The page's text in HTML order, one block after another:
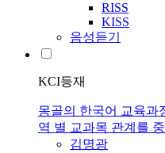
RISS
KISS
음성듣기
KCI등재
몽골의 한국어 교육과
역 별 교과목 관계를
김명광